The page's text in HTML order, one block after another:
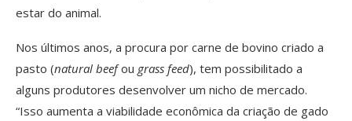
estar do animal.
Nos últimos anos, a procura por carne de bovino criado a
pasto (natural beefou grass feed), tem possibilitado a
alguns produtores desenvolver um nicho de mercado.
“Isso aumenta a viabilidade econômica da criação de gado